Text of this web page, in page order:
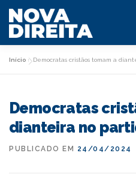
para
conteúdo
HOME
CANDIDATOS
Início »Democratas cristãos tomam a
Democratas
dianteira no
PUBLICADO EM 24/04/2024